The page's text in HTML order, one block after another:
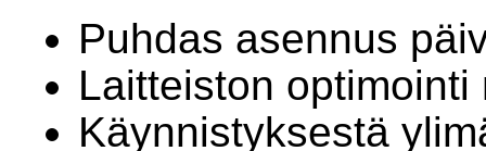
Puhdas asennus
Laitteiston optimointi
Käynnistyksestä